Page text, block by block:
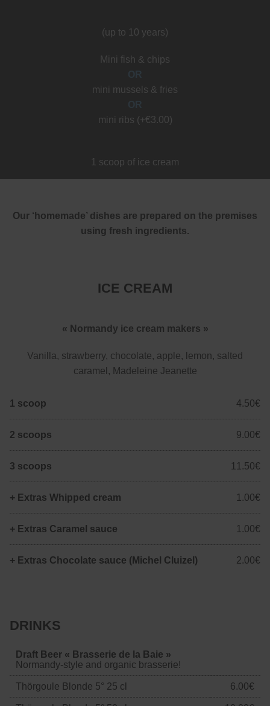
(up to 10 years)
Mini fish & chips
OR
mini mussels & fries
OR
mini ribs (+€3.00)
1 scoop of ice cream
Our ‘homemade’ dishes are prepared on the premises
using fresh ingredients.
ICE CREAM
« Normandy ice cream makers »
Vanilla, strawberry, chocolate, apple, lemon, salted
caramel, Madeleine Jeanette
1 scoop 4.50€
2 scoops 9.00€
3 scoops 11.50€
+ Extras Whipped cream 1.00€
+ Extras Caramel sauce 1.00€
+ Extras Chocolate sauce (Michel Cluizel) 2.00€
DRINKS
Draft Beer « Brasserie de la Baie »
Normandy-style and organic brasserie!
Thörgoule Blonde 5° 25 cl 6.00€